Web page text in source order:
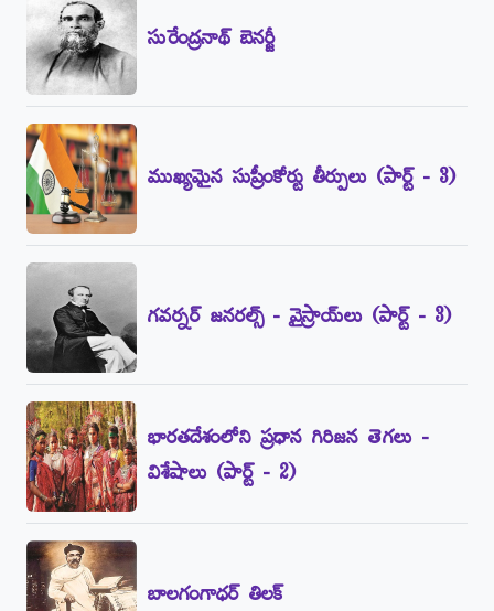
సురేంద్రనాథ్‌ బెనర్జీ
ముఖ్యమైన సుప్రీంకోర్టు తీర్పులు (పార్ట్‌ - 3)
గవర్నర్‌ జనరల్స్‌ - వైస్రాయ్‌లు (పార్ట్‌ - 3)
భారతదేశంలోని ప్రధాన గిరిజన తెగలు -
విశేషాలు (పార్ట్‌ - 2)
బాలగంగాధర్‌ తిలక్‌